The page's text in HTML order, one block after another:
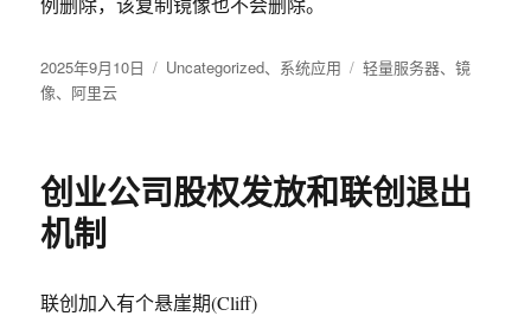
发
布
2025年9月10日
分
Uncategorized、 系统应用
标
轻量服务器、镜
像、 阿里云
创业公司股权发放和联创退出
机制
联创加入有个悬崖期(Cliff)